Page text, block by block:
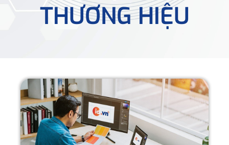
THƯƠNG HIỆU